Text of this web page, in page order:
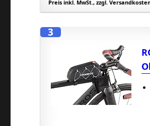
Preis inkl. MwSt., zzgl.
3